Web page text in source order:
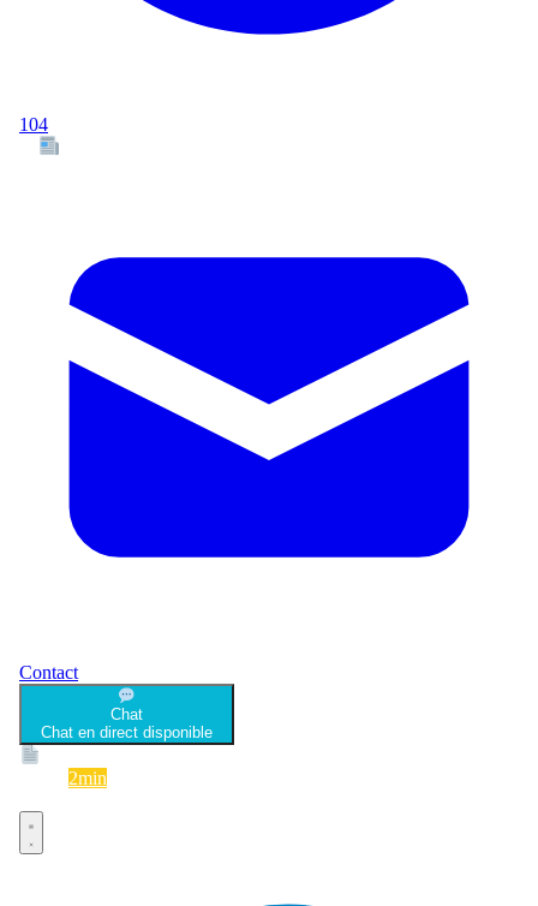
104
Contact
Chat
Chat en direct disponible
2min